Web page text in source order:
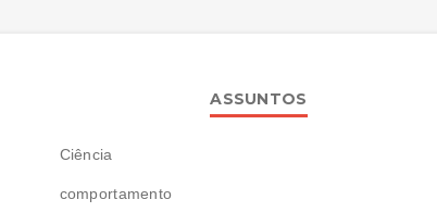
ASSUNTOS
Ciência
comportamento